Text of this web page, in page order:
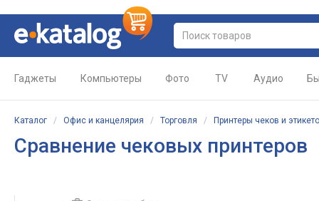
Гаджеты Компьютеры Фото TV Аудио
Каталог / Офис и канцелярия / Торговля / Принтеры чеков и
Сравнение чековых принтеров